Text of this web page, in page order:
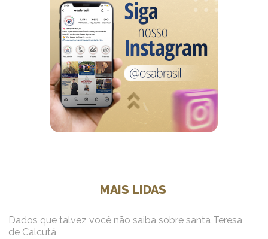
MAIS LIDAS
Dados que talvez você não saiba sobre santa Teresa
de Calcutá